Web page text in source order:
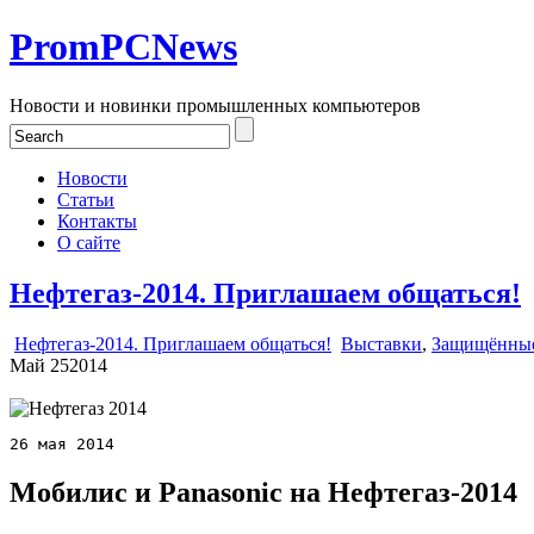
PromPCNews
Новости и новинки промышленных компьютеров
Новости
Статьи
Контакты
О сайте
Нефтегаз-2014. Приглашаем общаться!
Нефтегаз-2014. Приглашаем общаться! Выставки,
Май 252014
26 мая 2014
Мобилис и Panasonic на Нефтегаз-2014